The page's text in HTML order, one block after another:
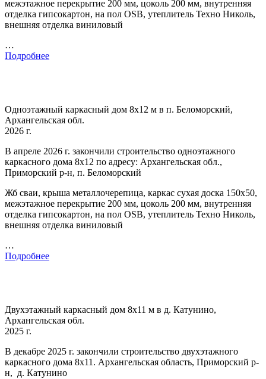
межэтажное перекрытие 200 мм, цоколь 200 мм, внутренняя
отделка гипсокартон, на пол OSB, утеплитель Техно Николь,
внешняя отделка виниловый
…
Подробнее
Одноэтажный каркасный дом 8х12 м в п. Беломорский,
Архангельская обл.
2026 г.
В апреле 2026 г. закончили строительство одноэтажного
каркасного дома 8х12 по адресу: Архангельская обл.,
Приморский р-н, п. Беломорский
Жб сваи, крыша металлочерепица, каркас сухая доска 150х50,
межэтажное перекрытие 200 мм, цоколь 200 мм, внутренняя
отделка гипсокартон, на пол OSB, утеплитель Техно Николь,
внешняя отделка виниловый
…
Подробнее
Двухэтажный каркасный дом 8х11 м в д. Катунино,
Архангельская обл.
2025 г.
В декабре 2025 г. закончили строительство двухэтажного
каркасного дома 8х11. Архангельская область, Приморский р-
н, д. Катунино